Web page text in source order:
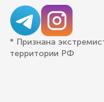
* Признана
территории РФ